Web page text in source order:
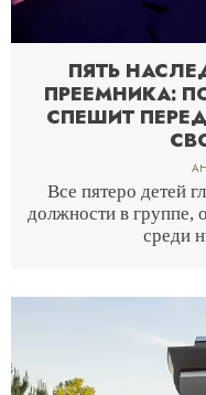
ПЯТЬ
ПРЕЕМНИКА:
СПЕШИТ
Все пятеро детей
должности в группе,
среди